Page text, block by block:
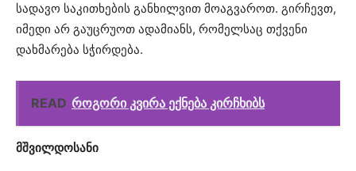
სადავო საკითხების განხილვით მოაგვაროთ. გირჩევთ,
იმედი არ გაუცრუოთ ადამიანს, რომელსაც თქვენი
დახმარება სჭირდება.
READ როგორი კვირა ექნება კირჩხიბს
მშვილდოსანი